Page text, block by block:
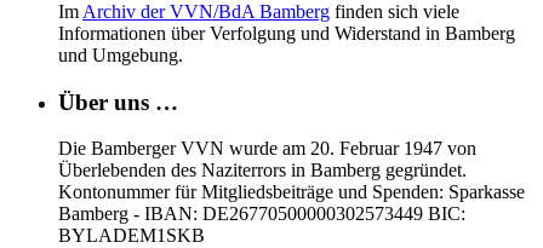
Im Archiv der VVN/BdA Bamberg finden sich viele
Informationen über Verfolgung und Widerstand in Bamberg
und Umgebung.
Über uns …
Die Bamberger VVN wurde am 20. Februar 1947 von
Überlebenden des Naziterrors in Bamberg gegründet.
Kontonummer für Mitgliedsbeiträge und Spenden: Sparkasse
Bamberg - IBAN: DE26770500000302573449 BIC:
BYLADEM1SKB